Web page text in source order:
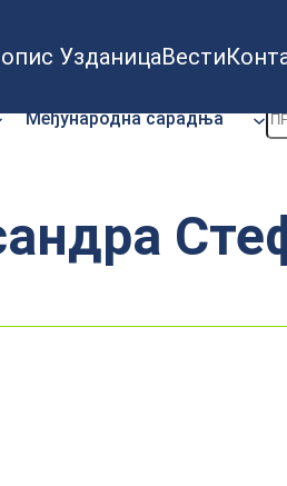
УзданицаВести
Међународна сарадња